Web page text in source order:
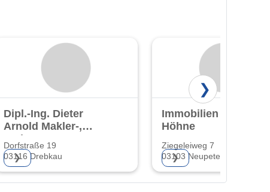
Dipl.-Ing. Dieter
Arnold Makler-,
und
Gutachterbüro
Cottbus
Dorfstraße 19
03116 Drebkau
❯
Immobilien Peter
Höhne
Ziegeleiweg 7
03103 Neupetershain
❯
❯